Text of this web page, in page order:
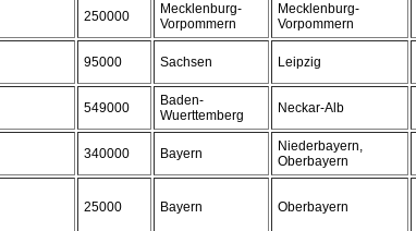
250000
Mecklenburg-
Vorpommern
Mecklenburg-
Vorpommern
95000 Sachsen Leipzig
549000
Baden-
Wuerttemberg
Neckar-Alb
340000 Bayern
Niederbayern,
Oberbayern
25000 Bayern Oberbayern